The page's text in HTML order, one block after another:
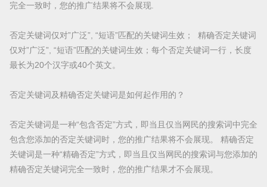
完全一致时，您的推广结果将不会展现.
否定关键词仅对”广泛”, “短语”匹配的关键词生效； 精确否定关键词
仅对”广泛”, “短语”匹配的关键词生效；每个否定关键词一行，长度
最长为20个汉字或40个英文。
否定关键词及精确否定关键词是如何起作用的？
否定关键词是一种“包含否定”方式，即当且仅当网民的搜索词中完全
包含您添加的否定关键词时，您的推广结果将不会展现。 精确否定
关键词是一种“精确否定”方式，即当且仅当网民的搜索词与您添加的
精确否定关键词完全一致时，您的推广结果才不会展现。